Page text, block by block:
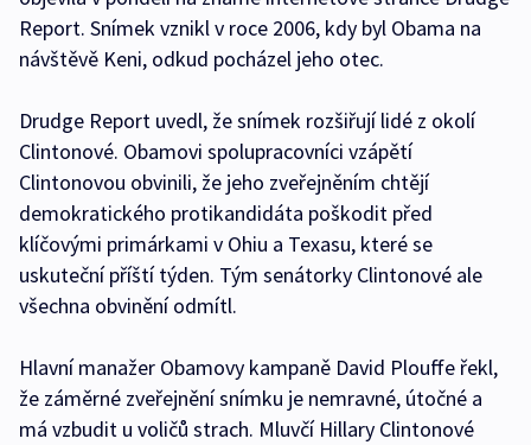
Report. Snímek vznikl v roce 2006, kdy byl Obama na
návštěvě Keni, odkud pocházel jeho otec.
Drudge Report uvedl, že snímek rozšiřují lidé z okolí
Clintonové. Obamovi spolupracovníci vzápětí
Clintonovou obvinili, že jeho zveřejněním chtějí
demokratického protikandidáta poškodit před
klíčovými primárkami v Ohiu a Texasu, které se
uskuteční příští týden. Tým senátorky Clintonové ale
všechna obvinění odmítl.
Hlavní manažer Obamovy kampaně David Plouffe řekl,
že záměrné zveřejnění snímku je nemravné, útočné a
má vzbudit u voličů strach. Mluvčí Hillary Clintonové